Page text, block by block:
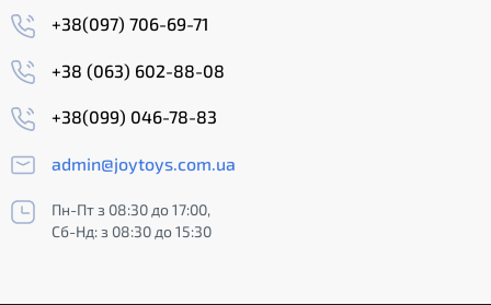
+38(097) 706-69-71
+38 (063) 602-88-08
+38(099) 046-78-83
admin@joytoys.com.ua
Пн-Пт з 08:30 до 17:00,
Сб-Нд: з 08:30 до 15:30